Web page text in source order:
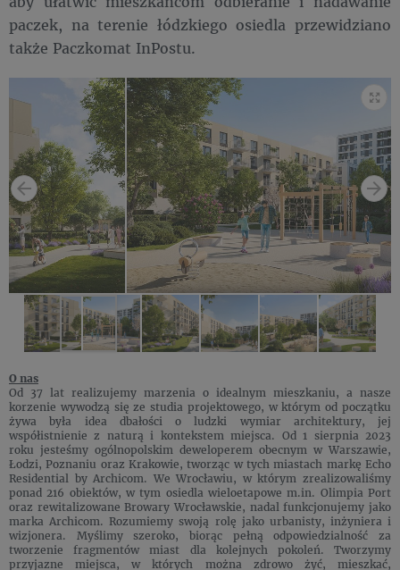
paczek, na terenie łódzkiego osiedla przewidziano
także Paczkomat InPostu.
O nas
Od 37 lat realizujemy marzenia o idealnym mieszkaniu, a nasze
korzenie wywodzą się ze studia projektowego, w którym od początku
żywa była idea dbałości o ludzki wymiar architektury, jej
współistnienie z naturą i kontekstem miejsca. Od 1 sierpnia 2023
roku jesteśmy ogólnopolskim deweloperem obecnym w Warszawie,
Łodzi, Poznaniu oraz Krakowie, tworząc w tych miastach markę Echo
Residential by Archicom. We Wrocławiu, w którym zrealizowaliśmy
ponad 216 obiektów, w tym osiedla wieloetapowe m.in. Olimpia Port
oraz rewitalizowane Browary Wrocławskie, nadal funkcjonujemy jako
marka Archicom. Rozumiemy swoją rolę jako urbanisty, inżyniera i
wizjonera. Myślimy szeroko, biorąc pełną odpowiedzialność za
tworzenie fragmentów miast dla kolejnych pokoleń. Tworzymy
przyjazne miejsca, w których można zdrowo żyć, mieszkać,